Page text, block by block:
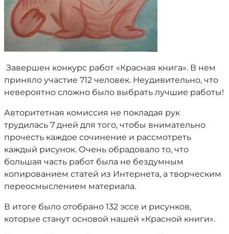
Завершен конкурс работ «Красная книга». В нем
приняло участие 712 человек. Неудивительно, что
невероятно сложно было выбрать лучшие работы!
Авторитетная комиссия не покладая рук
трудилась 7 дней для того, чтобы внимательно
прочесть каждое сочинение и рассмотреть
каждый рисунок. Очень обрадовало то, что
большая часть работ была не бездумным
копированием статей из Интернета, а творческим
переосмыслением материала.
В итоге было отобрано 132 эссе и рисунков,
которые станут основой нашей «Красной книги».